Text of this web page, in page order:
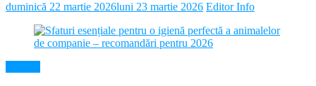
duminică 22 martie 2026luni 23 martie 2026 Editor Info